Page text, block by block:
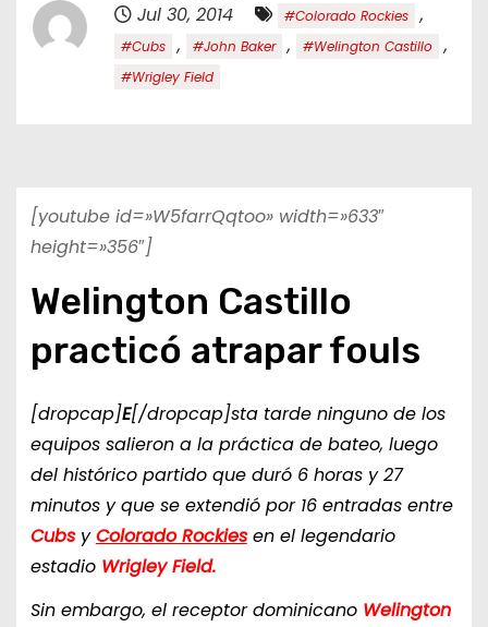
Jul 30, 2014 #Colorado Rockies ,
#Cubs , #John Baker , #Welington Castillo ,
#Wrigley Field
[youtube id=»W5farrQqtoo» width=»633″
height=»356″]
Welington Castillo
practicó atrapar fouls
[dropcap]E[/dropcap]sta tarde ninguno de los
equipos salieron a la práctica de bateo, luego
del histórico partido que duró 6 horas y 27
minutos y que se extendió por 16 entradas entre
CubsyColorado Rockies en el legendario
estadio Wrigley Field.
Sin embargo, el receptor dominicano Welington